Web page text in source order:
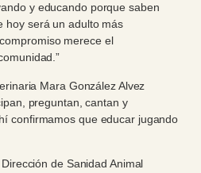
y educando porque saben
hoy será un adulto más
merece el
Mara González Alvez
preguntan, cantan y
confirmamos que educar jugando
de Sanidad Animal